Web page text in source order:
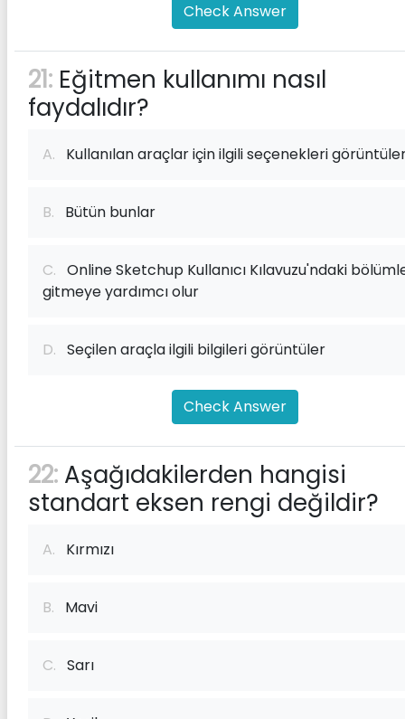
Check Answer
21: Eğitmen kullanımı nasıl
faydalıdır?
A. Kullanılan araçlar için ilgili seçenekleri
B. Bütün bunlar
C. Online Sketchup Kullanıcı Kılavuzu'ndaki
gitmeye yardımcı olur
D. Seçilen araçla ilgili bilgileri görüntüler
Check Answer
22: Aşağıdakilerden hangisi
standart eksen rengi değildir?
A. Kırmızı
B. Mavi
C. Sarı